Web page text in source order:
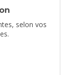
selon vos